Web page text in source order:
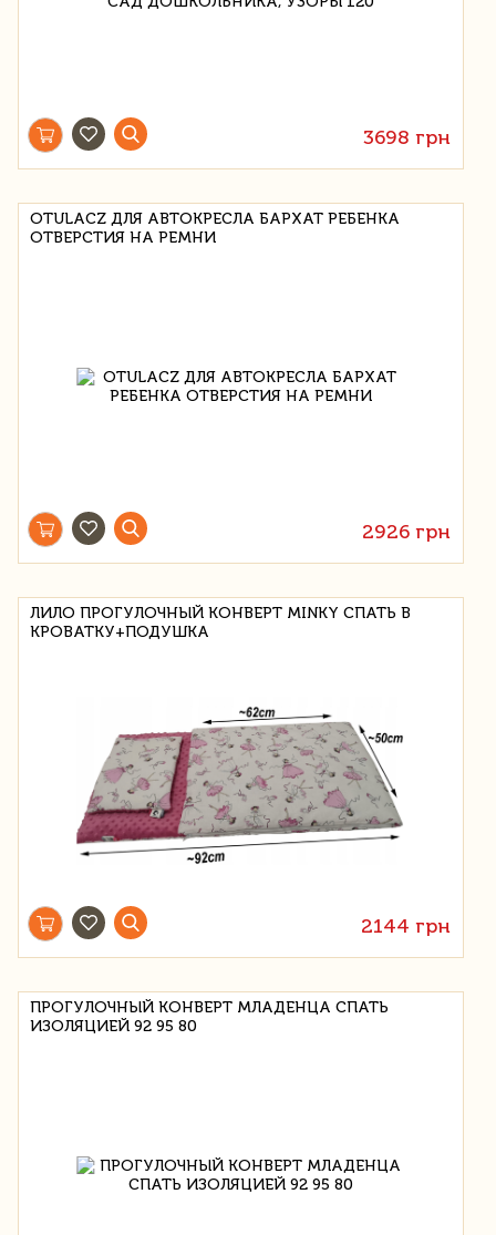
3698 грн
OTULACZ ДЛЯ АВТОКРЕСЛА БАРХАТ РЕБЕНКА
ОТВЕРСТИЯ НА РЕМНИ
2926 грн
ЛИЛО ПРОГУЛОЧНЫЙ КОНВЕРТ MINKY СПАТЬ В
КРОВАТКУ+ПОДУШКА
2144 грн
ПРОГУЛОЧНЫЙ КОНВЕРТ МЛАДЕНЦА СПАТЬ
ИЗОЛЯЦИЕЙ 92 95 80